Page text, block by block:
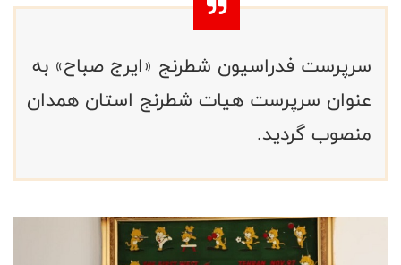
سرپرست فدراسیون شطرنج «ایرج صباح» به
عنوان سرپرست هیات شطرنج استان همدان
منصوب گردید.